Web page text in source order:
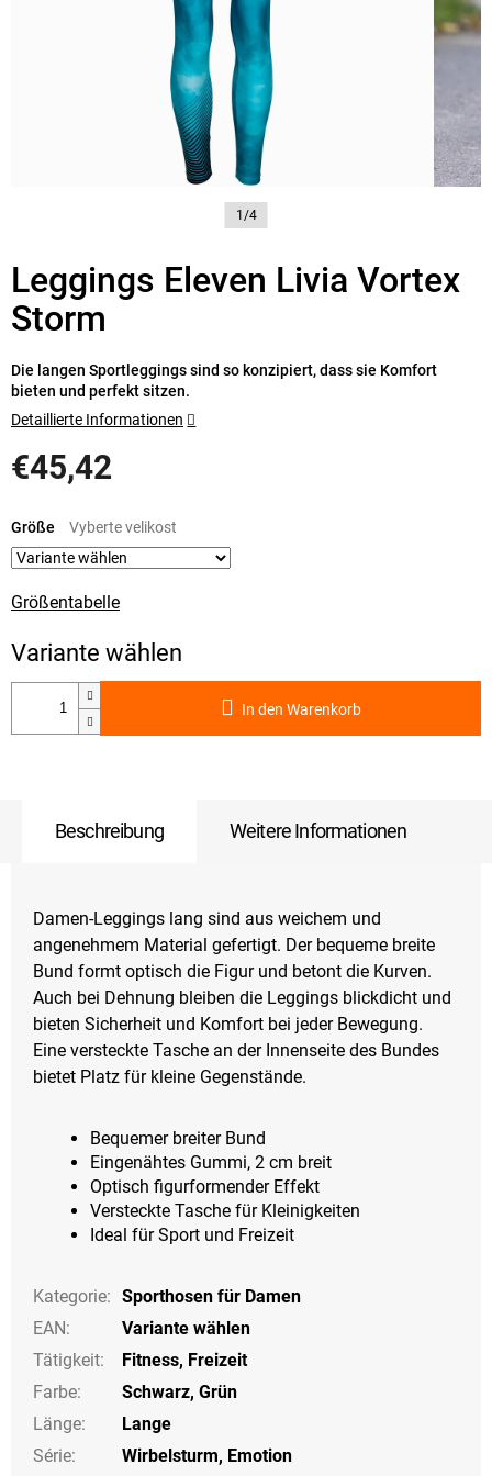
1/4
Leggings Eleven Livia Vortex
Storm
€45,42
Größentabelle
Größe
In den Warenkorb
Die langen Sportleggings sind so konzipiert, dass sie Komfort
bieten und perfekt sitzen.
Detaillierte Informationen
Beschreibung Weitere Informationen
Damen-Leggings lang sind aus weichem und
angenehmem Material gefertigt. Der bequeme breite
Bund formt optisch die Figur und betont die Kurven.
Auch bei Dehnung bleiben die Leggings blickdicht und
bieten Sicherheit und Komfort bei jeder Bewegung.
Eine versteckte Tasche an der Innenseite des Bundes
bietet Platz für kleine Gegenstände.
Bequemer breiter Bund
Eingenähtes Gummi, 2 cm breit
Optisch figurformender Effekt
Versteckte Tasche für Kleinigkeiten
Ideal für Sport und Freizeit
Kategorie: Sporthosen für Damen
EAN:
Variante wählen
Tätigkeit: Fitness, Freizeit
Farbe: Schwarz, Grün
Länge:
Lange
Série: Wirbelsturm, Emotion